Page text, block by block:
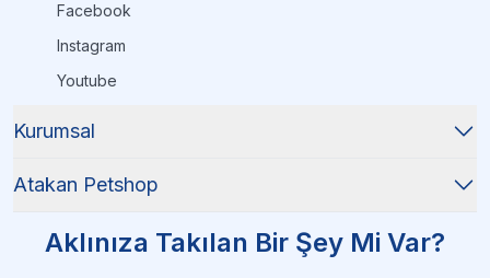
Facebook
Instagram
Youtube
Kurumsal
Atakan Petshop
Aklınıza Takılan Bir Şey Mi Var?